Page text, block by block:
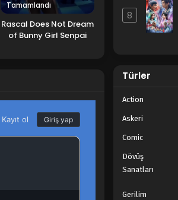
Tamamlandı
Rascal Does Not Dream
of Bunny Girl Senpai
8
Türler
Action
Askeri
Comic
Dövüş
Sanatları
Gerilim